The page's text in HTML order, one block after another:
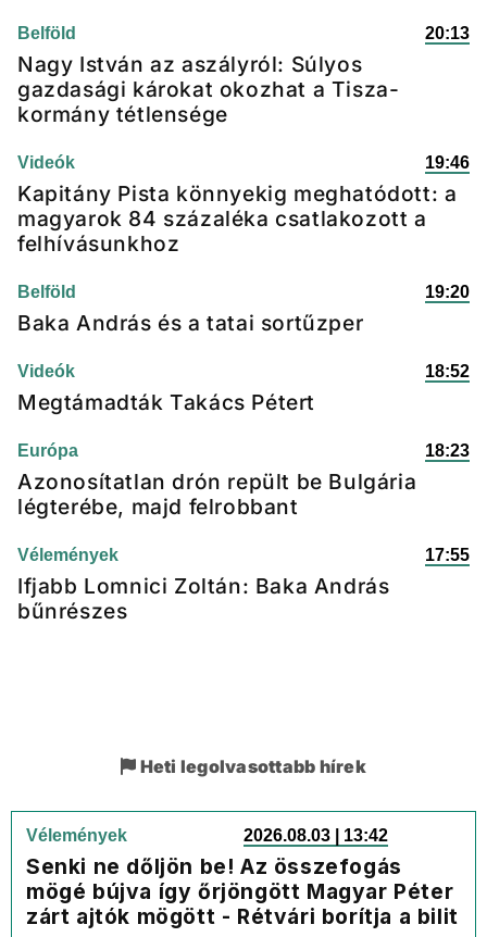
Belföld 20:13
Nagy István az aszályról: Súlyos
gazdasági károkat okozhat a Tisza-
kormány tétlensége
Videók 19:46
Kapitány Pista könnyekig meghatódott: a
magyarok 84 százaléka csatlakozott a
felhívásunkhoz
Belföld 19:20
Baka András és a tatai sortűzper
Videók 18:52
Megtámadták Takács Pétert
Európa 18:23
Azonosítatlan drón repült be Bulgária
légterébe, majd felrobbant
Vélemények 17:55
Ifjabb Lomnici Zoltán: Baka András
bűnrészes
Heti legolvasottabb hírek
Vélemények 2026.08.03 | 13:42
Senki ne dőljön be! Az összefogás
mögé bújva így őrjöngött Magyar Péter
zárt ajtók mögött - Rétvári borítja a bilit